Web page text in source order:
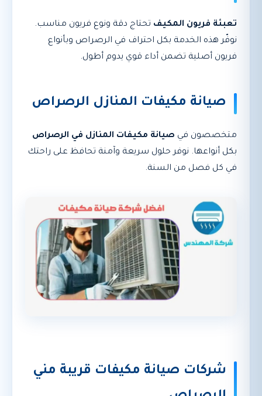
تعبئة فريون المكيف تحتاج دقة ونوع فريون مناسب.
نوفّر هذه الخدمة بكل احتراف في الرصراص وبأنواع
فريون أصلية تضمن أداء قوي يدوم أطول.
صيانة مكيفات المنازل الرصراص
متخصصون في صيانة مكيفات المنازل في الرصراص
بكل أنواعها. نوفر حلول سريعة وآمنة تحافظ على راحتك
في كل فصل من السنة.
شركات صيانة مكيفات قريبة مني